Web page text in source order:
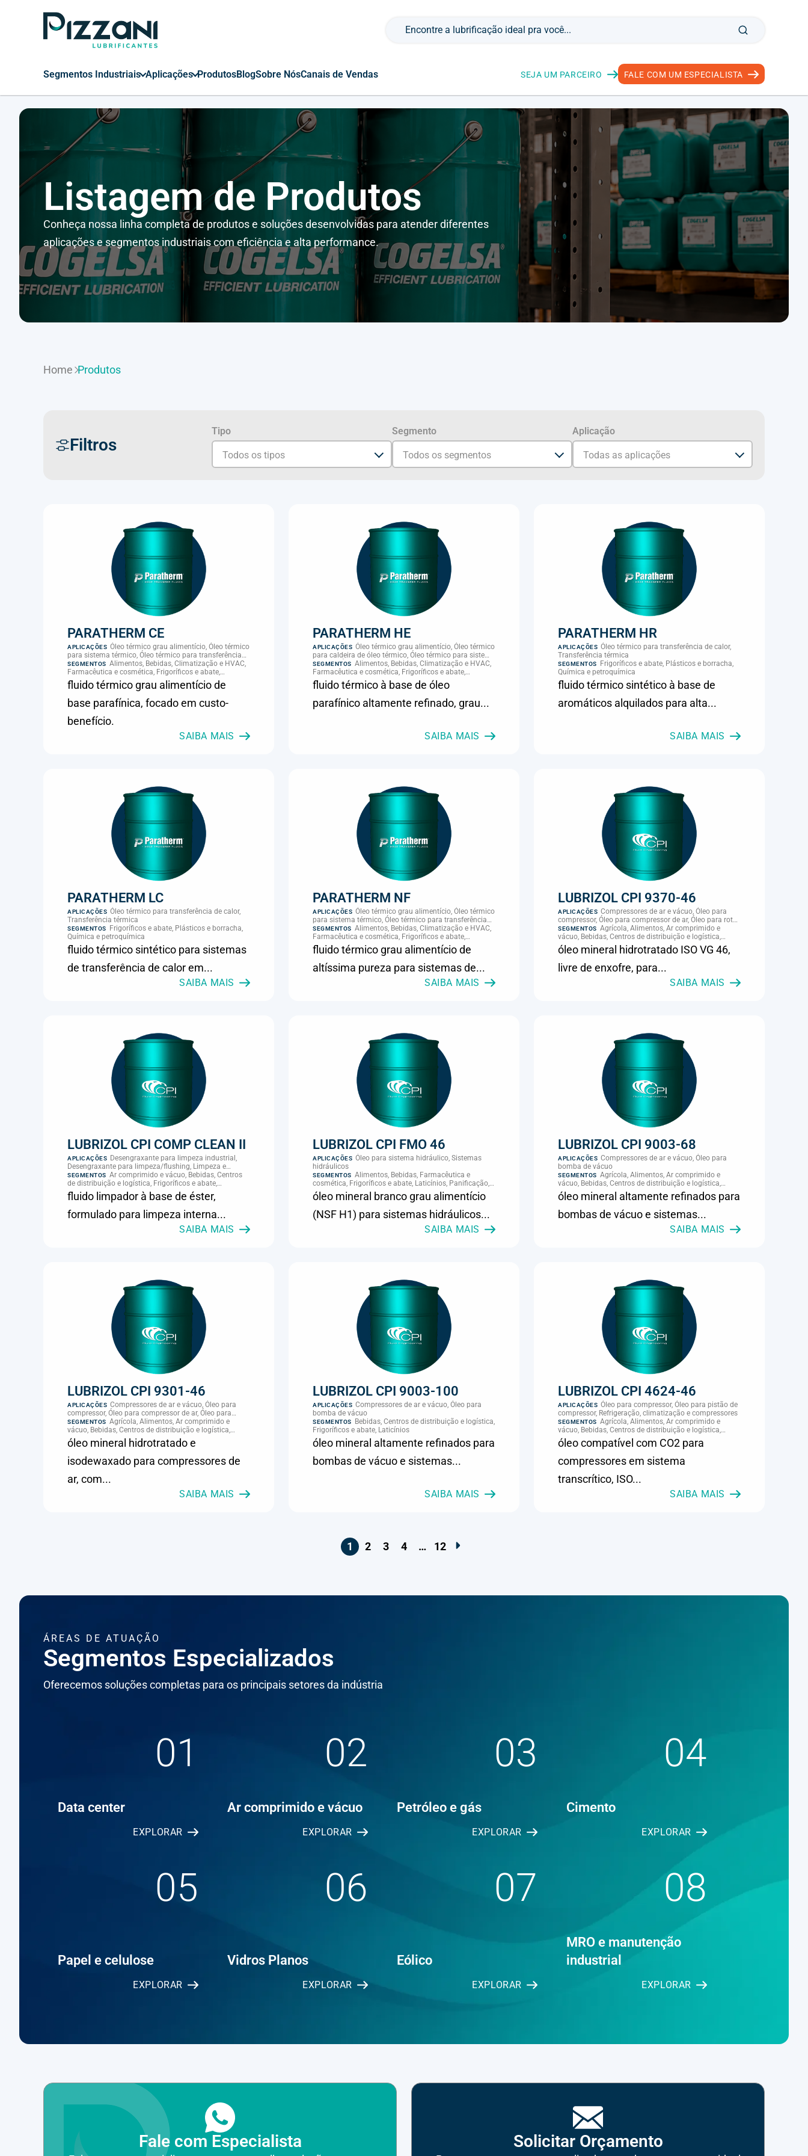
Segmentos Industriais Aplicações ProdutosBlogSobre NósCanais de Vendas SEJA UM PARCEIRO FALE COM UM ESPECIALISTA
Listagem de Produtos
Conheça nossa linha completa de produtos e soluções desenvolvidas para atender diferentes
aplicações e segmentos industriais com eficiência e alta performance.
Home Produtos
Filtros
Tipo Segmento Aplicação
PARATHERM CE
APLICAÇÕES Óleo térmico grau alimentício, Óleo térmico
para sistema térmico, Óleo térmico para transferência
de calor, Transferência térmica
SEGMENTOS Alimentos, Bebidas, Climatização e HVAC,
Farmacêutica e cosmética, Frigoríficos e abate,
Laticínios, Panificação, Plásticos e borracha, Química e
petroquímica, Supermercados e refrigeração comercial
fluido térmico grau alimentício de
base parafínica, focado em custo-
benefício.
SAIBA MAIS
PARATHERM HE
APLICAÇÕES Óleo térmico grau alimentício, Óleo térmico
para caldeira de óleo térmico, Óleo térmico para sistema
térmico, Óleo térmico para transferência de calor,
Transferência térmica
SEGMENTOS Alimentos, Bebidas, Climatização e HVAC,
Farmacêutica e cosmética, Frigoríficos e abate,
Laticínios, Panificação, Química e petroquímica,
Supermercados e refrigeração comercial
fluido térmico à base de óleo
parafínico altamente refinado, grau...
SAIBA MAIS
PARATHERM HR
APLICAÇÕES Óleo térmico para transferência de calor,
Transferência térmica
SEGMENTOS
Frigoríficos e abate, Plásticos e borracha,
Química e petroquímica
fluido térmico sintético à base de
aromáticos alquilados para alta...
SAIBA MAIS
PARATHERM LC
APLICAÇÕES Óleo térmico para transferência de calor,
Transferência térmica
SEGMENTOS
Frigoríficos e abate, Plásticos e borracha,
Química e petroquímica
fluido térmico sintético para sistemas
de transferência de calor em...
SAIBA MAIS
PARATHERM NF
APLICAÇÕES Óleo térmico grau alimentício, Óleo térmico
para sistema térmico, Óleo térmico para transferência
de calor, Transferência térmica
SEGMENTOS Alimentos, Bebidas, Climatização e HVAC,
Farmacêutica e cosmética, Frigoríficos e abate,
Laticínios, Panificação, Supermercados e refrigeração
comercial
fluido térmico grau alimentício de
altíssima pureza para sistemas de...
SAIBA MAIS
LUBRIZOL CPI 9370-46
APLICAÇÕES Compressores de ar e vácuo, Óleo para
compressor, Óleo para compressor de ar, Óleo para rotor
de compressor, Refrigeração, climatização e
compressores
SEGMENTOS Agrícola, Alimentos, Ar comprimido e
vácuo, Bebidas, Centros de distribuição e logística,
Cimento, Climatização e HVAC, Data center,
Eletroeletrônica, Embalagens e latas, Energia (geração),
Eólico, Farmacêutica e cosmética, Frigoríficos e abate,
Laticínios, Madeira e móveis, Metalmecânica, Metalurgia
e fundição, Mineração, MRO e manutenção industrial,
Naval e portuário, Panificação, Papel e celulose,
óleo mineral hidrotratado ISO VG 46,
livre de enxofre, para...
SAIBA MAIS
LUBRIZOL CPI COMP CLEAN II
APLICAÇÕES
Desengraxante para limpeza industrial,
Desengraxante para limpeza/flushing, Limpeza e
manutenção
SEGMENTOS Ar comprimido e vácuo, Bebidas, Centros
de distribuição e logística, Frigoríficos e abate,
Laticínios, MRO e manutenção industrial
fluido limpador à base de éster,
formulado para limpeza interna...
SAIBA MAIS
LUBRIZOL CPI FMO 46
APLICAÇÕES Óleo para sistema hidráulico, Sistemas
hidráulicos
SEGMENTOS Alimentos, Bebidas, Farmacêutica e
cosmética, Frigoríficos e abate, Laticínios, Panificação,
Supermercados e refrigeração comercial
óleo mineral branco grau alimentício
(NSF H1) para sistemas hidráulicos...
SAIBA MAIS
LUBRIZOL CPI 9003-68
APLICAÇÕES Compressores de ar e vácuo, Óleo para
bomba de vácuo
SEGMENTOS Agrícola, Alimentos, Ar comprimido e
vácuo, Bebidas, Centros de distribuição e logística,
Cimento, Climatização e HVAC, Data center,
Eletroeletrônica, Embalagens e latas, Energia (geração),
Eólico, Farmacêutica e cosmética, Frigoríficos e abate,
Laticínios, Madeira e móveis, Metalmecânica, Metalurgia
e fundição, Mineração, MRO e manutenção industrial,
Naval e portuário, Panificação, Papel e celulose,
óleo mineral altamente refinados para
bombas de vácuo e sistemas...
SAIBA MAIS
LUBRIZOL CPI 9301-46
APLICAÇÕES Compressores de ar e vácuo, Óleo para
compressor, Óleo para compressor de ar, Óleo para
palheta de compressor, Refrigeração, climatização e
compressores
SEGMENTOS Agrícola, Alimentos, Ar comprimido e
vácuo, Bebidas, Centros de distribuição e logística,
Cimento, Climatização e HVAC, Data center,
Eletroeletrônica, Embalagens e latas, Energia (geração),
Eólico, Farmacêutica e cosmética, Frigoríficos e abate,
Laticínios, Madeira e móveis, Metalmecânica, Metalurgia
Naval e portuário, Panificação, Papel e celulose,
Petróleo e gás, Pintura industrial, Plásticos e borracha,
Química e petroquímica, Refrigeração industrial,
óleo mineral hidrotratado e
isodewaxado para compressores de
ar, com...
SAIBA MAIS
LUBRIZOL CPI 9003-100
APLICAÇÕES Compressores de ar e vácuo, Óleo para
bomba de vácuo
SEGMENTOS
Bebidas, Centros de distribuição e logística,
Frigoríficos e abate, Laticínios
óleo mineral altamente refinados para
bombas de vácuo e sistemas...
SAIBA MAIS
LUBRIZOL CPI 4624-46
APLICAÇÕES Óleo para compressor, Óleo para pistão de
compressor, Refrigeração, climatização e compressores
SEGMENTOS Agrícola, Alimentos, Ar comprimido e
vácuo, Bebidas, Centros de distribuição e logística,
Cimento, Climatização e HVAC, Data center,
Eletroeletrônica, Embalagens e latas, Energia (geração),
Eólico, Farmacêutica e cosmética, Frigoríficos e abate,
Laticínios, Madeira e móveis, Metalmecânica, Metalurgia
e fundição, Mineração, MRO e manutenção industrial,
Naval e portuário, Panificação, Papel e celulose,
Petróleo e gás, Pintura industrial, Plásticos e borracha,
Química e petroquímica, Refrigeração industrial,
óleo compatível com CO2 para
compressores em sistema
transcrítico, ISO...
SAIBA MAIS
1 2 3 4 … 12
ÁREAS DE ATUAÇÃO
Segmentos Especializados
Oferecemos soluções completas para os principais setores da indústria
01
Data center
EXPLORAR
02
Ar comprimido e vácuo
EXPLORAR
03
Petróleo e gás
EXPLORAR
04
Cimento
EXPLORAR
05
Papel e celulose
EXPLORAR
06
Vidros Planos
EXPLORAR
07
Eólico
EXPLORAR
08
MRO e manutenção
industrial
EXPLORAR
Fale com Especialista Solicitar Orçamento